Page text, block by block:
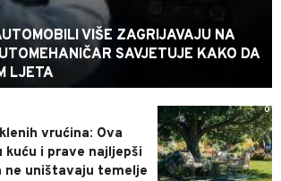
VIŠE ZAGRIJAVAJU NA
SAVJETUJE KAKO DA
LJETA
0
vrućina: Ova
i prave najljepši
ne uništavaju temelje